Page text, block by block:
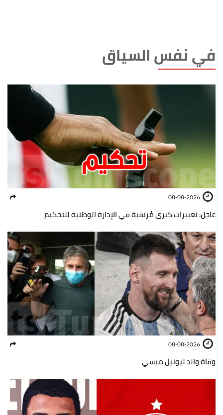
في نفس السياق
08-08-2026
عاجل: تغييرات كبرى مُرتقبة في الإدارة الوطنية للتحكيم
08-08-2026
وفاة والد ليونيل ميسي